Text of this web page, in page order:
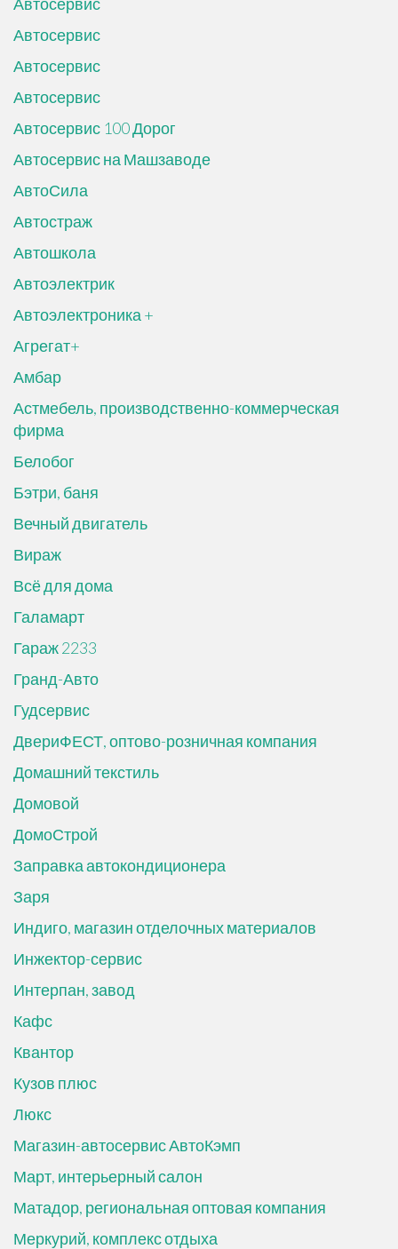
Автосервис
Автосервис
Автосервис
Автосервис 100 Дорог
Автосервис на Машзаводе
АвтоСила
Автостраж
Автошкола
Автоэлектрик
Автоэлектроника +
Агрегат+
Амбар
Астмебель, производственно-коммерческая
фирма
Белобог
Бэтри, баня
Вечный двигатель
Вираж
Всё для дома
Галамарт
Гараж 2233
Гранд-Авто
Гудсервис
ДвериФЕСТ, оптово-розничная компания
Домашний текстиль
Домовой
ДомоСтрой
Заправка автокондиционера
Заря
Индиго, магазин отделочных материалов
Инжектор-сервис
Интерпан, завод
Кафс
Квантор
Кузов плюс
Люкс
Магазин-автосервис АвтоКэмп
Март, интерьерный салон
Матадор, региональная оптовая компания
Меркурий, комплекс отдыха